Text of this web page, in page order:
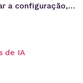
a configuração,
pode contribuir
de